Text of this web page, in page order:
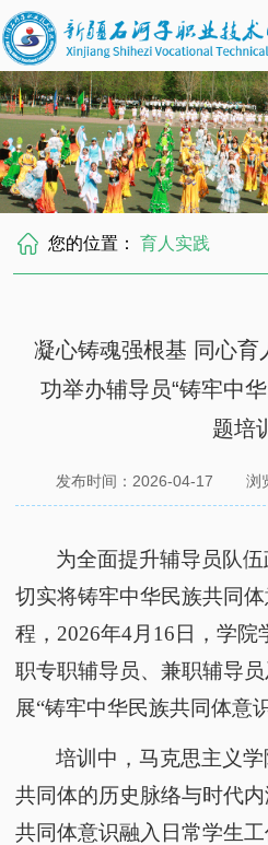
您的位置：育人实践
凝心铸魂强根基 同心
功举办辅导员“铸牢中
题培
发布时间：2026-04-17 浏
为全面提升辅导员队
切实将铸牢中华民族共同
程， 2026年4月16日，学
职专职辅导员、兼职辅导
展“铸牢中华民族共同体意
培训中，马克思主义
共同体的历史脉络与时代
共同体意识融入日常学生